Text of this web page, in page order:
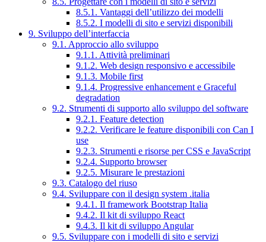
8.5.1. Vantaggi dell’utilizzo dei modelli
8.5.2. I modelli di sito e servizi disponibili
9. Sviluppo dell’interfaccia
9.1. Approccio allo sviluppo
9.1.1. Attività preliminari
9.1.2. Web design responsivo e accessibile
9.1.3. Mobile first
9.1.4. Progressive enhancement e Graceful
degradation
9.2. Strumenti di supporto allo sviluppo del software
9.2.1. Feature detection
9.2.2. Verificare le feature disponibili con Can I
use
9.2.3. Strumenti e risorse per CSS e JavaScript
9.2.4. Supporto browser
9.2.5. Misurare le prestazioni
9.3. Catalogo del riuso
9.4. Sviluppare con il design system .italia
9.4.1. Il framework Bootstrap Italia
9.4.2. Il kit di sviluppo React
9.4.3. Il kit di sviluppo Angular
9.5. Sviluppare con i modelli di sito e servizi